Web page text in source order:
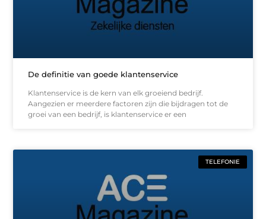
De definitie van goede klantenservice
Klantenservice is de kern van elk groeiend bedrijf.
Aangezien er meerdere factoren zijn die bijdragen tot de
groei van een bedrijf, is klantenservice er een
TELEFONIE